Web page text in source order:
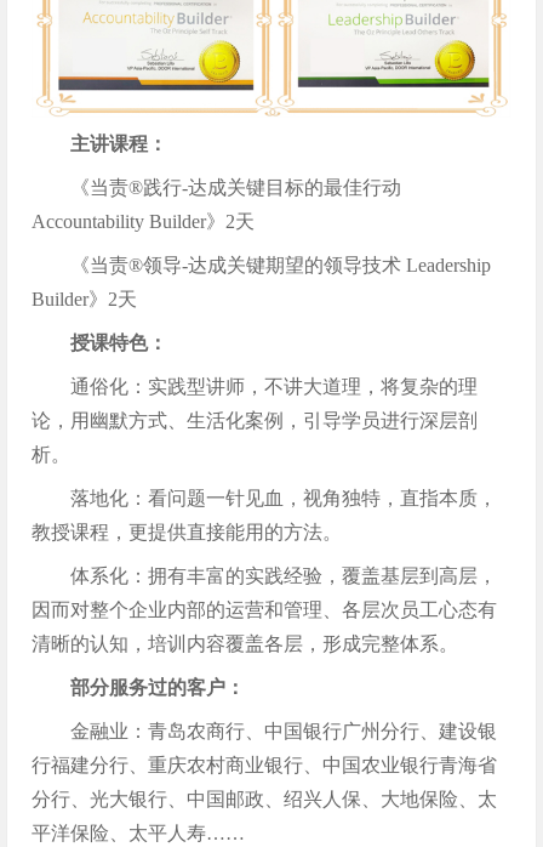
主讲课程：
《当责®践行-达成关键目标的最佳行动
Accountability Builder》2天
《当责®领导-达成关键期望的领导技术 Leadership
Builder》2天
授课特色：
通俗化：实践型讲师，不讲大道理，将复杂的理
论，用幽默方式、生活化案例，引导学员进行深层剖
析。
落地化：看问题一针见血，视角独特，直指本质，
教授课程，更提供直接能用的方法。
体系化：拥有丰富的实践经验，覆盖基层到高层，
因而对整个企业内部的运营和管理、各层次员工心态有
清晰的认知，培训内容覆盖各层，形成完整体系。
部分服务过的客户：
金融业：青岛农商行、中国银行广州分行、建设银
行福建分行、重庆农村商业银行、中国农业银行青海省
分行、光大银行、中国邮政、绍兴人保、大地保险、太
平洋保险、太平人寿……